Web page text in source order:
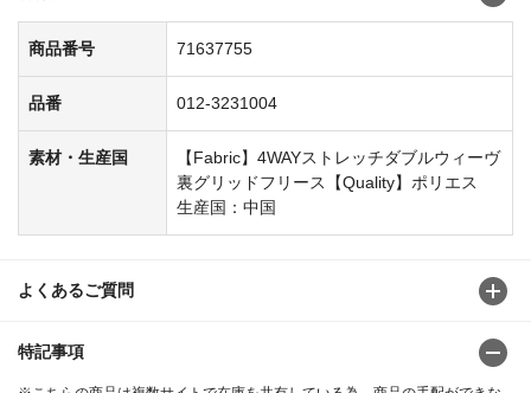
商品番号 71637755
品番 012-3231004
素材・生産国
【Fabric】4WAYストレッチダブルウィーヴ
裏グリッドフリース【Quality】ポリエス
生産国：中国
よくあるご質問
特記事項